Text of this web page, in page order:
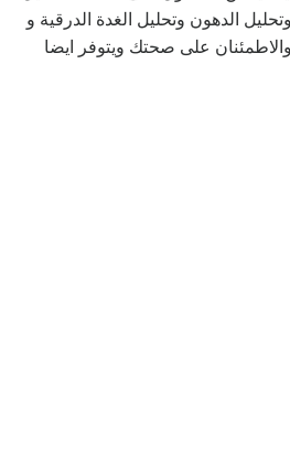
الدهون وتحليل الغدة الدرقية و
على صحتك ويتوفر ايضا